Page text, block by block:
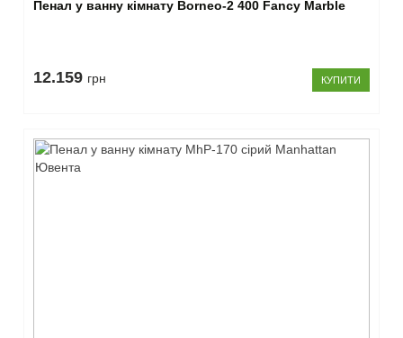
Пенал у ванну кімнату Borneo-2 400 Fancy Marble
12.159 грн КУПИТИ